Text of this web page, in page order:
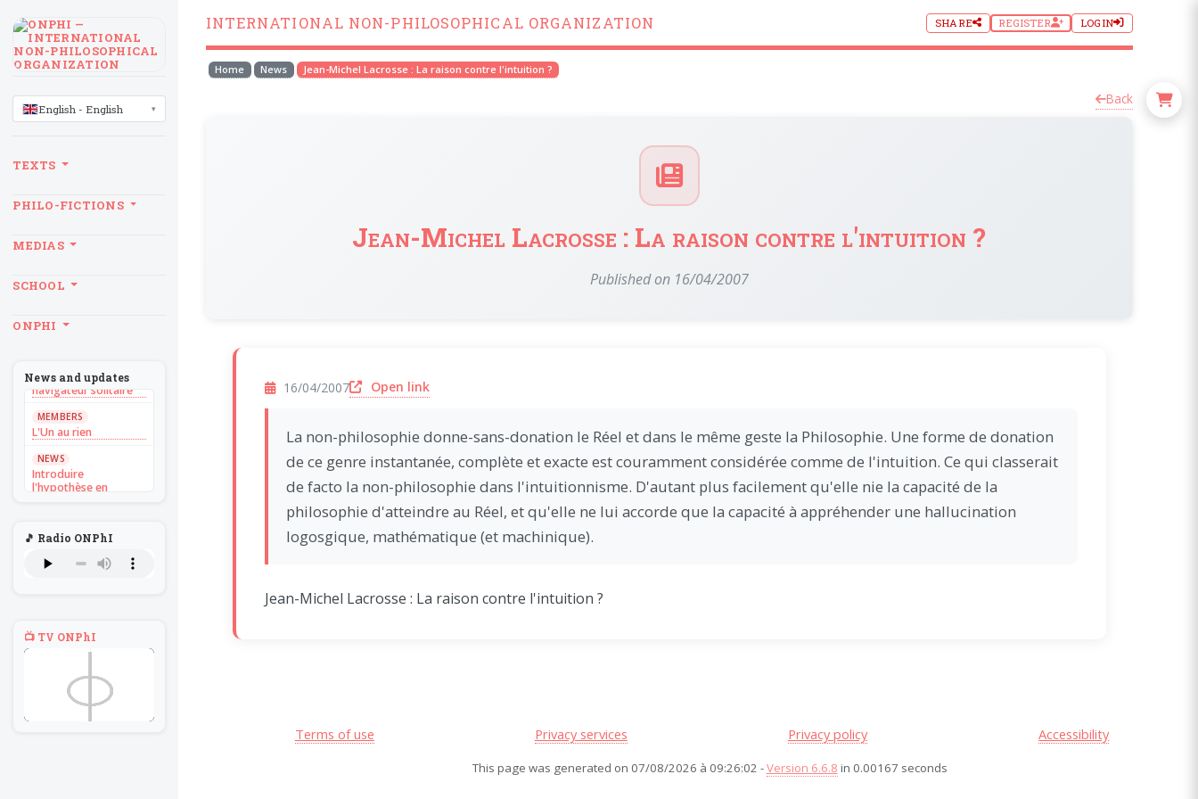
INTERNATIONAL NON-PHILOSOPHICAL ORGANIZATION SHARE REGISTER LOGIN
Home News Jean-Michel Lacrosse : La raison contre l'intuition ?
Back
Jean-Michel Lacrosse : La raison contre l'intuition ?
Published on 16/04/2007
16/04/2007 Open link(opens in a new window)
La non-philosophie donne-sans-donation le Réel et dans le même geste la Philosophie. Une forme de donation
de ce genre instantanée, complète et exacte est couramment considérée comme de l'intuition. Ce qui classerait
de facto la non-philosophie dans l'intuitionnisme. D'autant plus facilement qu'elle nie la capacité de la
philosophie d'atteindre au Réel, et qu'elle ne lui accorde que la capacité à appréhender une hallucination
logosgique, mathématique (et machinique).
Jean-Michel Lacrosse : La raison contre l'intuition ?
Terms of use Privacy services Privacy policy Accessibility
This page was generated on 07/08/2026 à 09:26:02 -Version 6.6.8 in 0.00167 seconds
LANGUAGE
English - English
TEXTS
PHILO-FICTIONS
MEDIAS
SCHOOL
ONPHI
News and updates
Sans recul
Théorie du
navigateur solitaire
MEMBERS
L'Un au rien
NEWS
Introduire
l'hypothèse en
Voltaire aurait mis ça
au feu direct
Théorie du
navigateur solitaire
MEMBERS
L'Un au rien
🎵 Radio ONPhI
📺 TV ONPhI